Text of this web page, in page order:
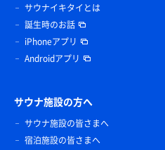
サウナイキタイとは
誕生時のお話
iPhoneアプリ
Androidアプリ
サウナ施設の方へ
サウナ施設の皆さまへ
宿泊施設の皆さまへ